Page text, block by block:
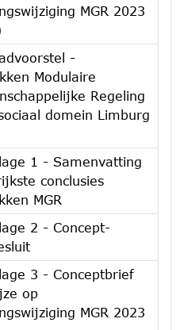
MGR 2023
-
Modulaire
Regeling
domein Limburg
1 - Samenvatting
conclusies
MGR
2 - Concept-
3 - Conceptbrief
op
MGR 2023